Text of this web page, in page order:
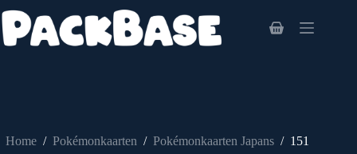
naar
de
inhoud
Winkelwagen
Home / Pokémonkaarten / Pokémonkaarten Japans / 151